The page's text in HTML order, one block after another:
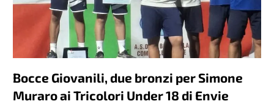
Bocce Giovanili, due bronzi per Simone
Muraro ai Tricolori Under 18 di Envie